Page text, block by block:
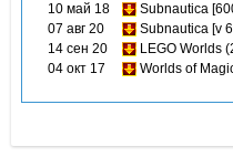
10 май 18
Subnautica
07 авг 20
Subnautica [v
14 сен 20
LEGO Worlds
04 окт 17
Worlds of